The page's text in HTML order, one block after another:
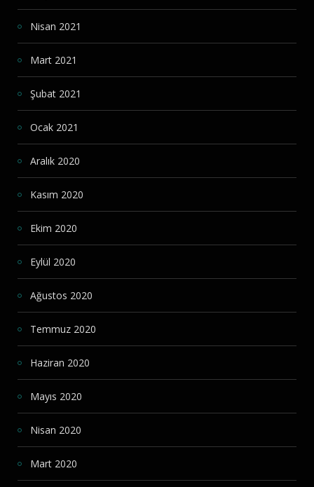
Nisan 2021
Mart 2021
Şubat 2021
Ocak 2021
Aralık 2020
Kasım 2020
Ekim 2020
Eylül 2020
Ağustos 2020
Temmuz 2020
Haziran 2020
Mayıs 2020
Nisan 2020
Mart 2020